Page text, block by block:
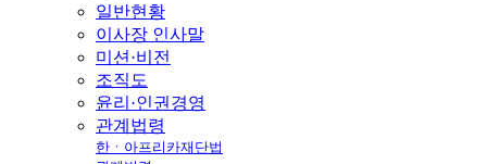
일반현황
이사장 인사말
미션·비전
조직도
윤리·인권경영
관계법령
한ㆍ아프리카재단법